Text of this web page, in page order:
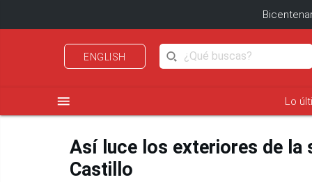
ENGLISH
menu Lo
Así luce los exteriores de la
Castillo